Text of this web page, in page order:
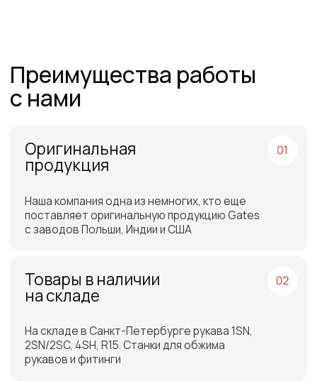
позволяют нам подобрать наиболее
эффективную продукцию
Работаем по всей
России и СНГ
Подбор самых выгодных
транспортных компаний для
доставки